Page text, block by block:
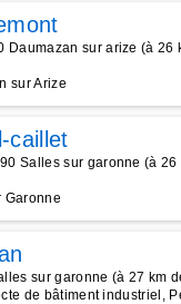
Daumazan sur arize (à 26
sur Arize
caillet
Salles sur garonne (à 26
Garonne
sur garonne (à 27 km
de bâtiment industriel,